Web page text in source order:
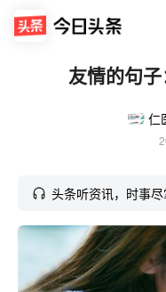
友情的句
仁
头条听资讯，时事尽